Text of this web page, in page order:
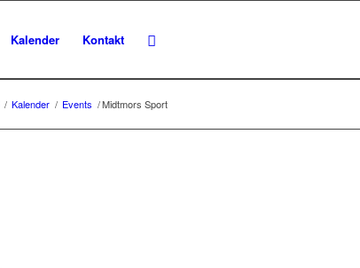
Kalender Kontakt
/ Kalender / Events /Midtmors Sport